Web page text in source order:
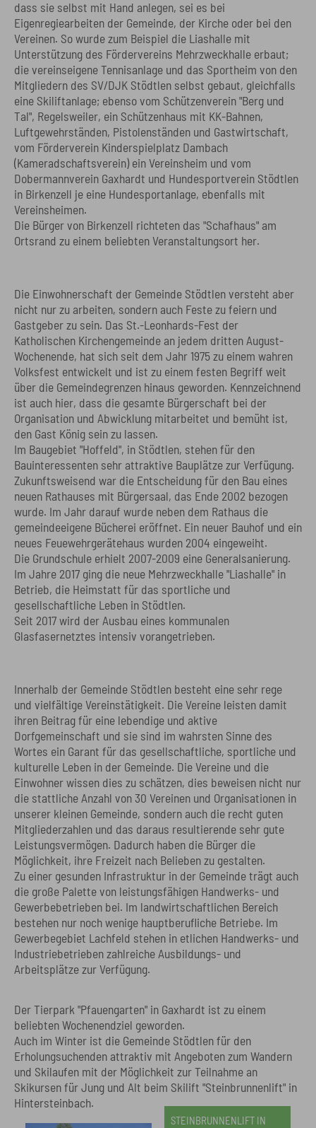
dass sie selbst mit Hand anlegen, sei es bei
Eigenregiearbeiten der Gemeinde, der Kirche oder bei den
Vereinen. So wurde zum Beispiel die Liashalle mit
Unterstützung des Fördervereins Mehrzweckhalle erbaut;
die vereinseigene Tennisanlage und das Sportheim von den
Mitgliedern des SV/DJK Stödtlen selbst gebaut, gleichfalls
eine Skiliftanlage; ebenso vom Schützenverein "Berg und
Tal", Regelsweiler, ein Schützenhaus mit KK-Bahnen,
Luftgewehrständen, Pistolenständen und Gastwirtschaft,
vom Förderverein Kinderspielplatz Dambach
(Kameradschaftsverein) ein Vereinsheim und vom
Dobermannverein Gaxhardt und Hundesportverein Stödtlen
in Birkenzell je eine Hundesportanlage, ebenfalls mit
Vereinsheimen.
Die Bürger von Birkenzell richteten das "Schafhaus" am
Ortsrand zu einem beliebten Veranstaltungsort her.
Die Einwohnerschaft der Gemeinde Stödtlen versteht aber
nicht nur zu arbeiten, sondern auch Feste zu feiern und
Gastgeber zu sein. Das St.-Leonhards-Fest der
Katholischen Kirchengemeinde an jedem dritten August-
Wochenende, hat sich seit dem Jahr 1975 zu einem wahren
Volksfest entwickelt und ist zu einem festen Begriff weit
über die Gemeindegrenzen hinaus geworden. Kennzeichnend
ist auch hier, dass die gesamte Bürgerschaft bei der
Organisation und Abwicklung mitarbeitet und bemüht ist,
den Gast König sein zu lassen.
Im Baugebiet "Hoffeld", in Stödtlen, stehen für den
Bauinteressenten sehr attraktive Bauplätze zur Verfügung.
Zukunftsweisend war die Entscheidung für den Bau eines
neuen Rathauses mit Bürgersaal, das Ende 2002 bezogen
wurde. Im Jahr darauf wurde neben dem Rathaus die
gemeindeeigene Bücherei eröffnet. Ein neuer Bauhof und ein
neues Feuewehrgerätehaus wurden 2004 eingeweiht.
Die Grundschule erhielt 2007-2009 eine Generalsanierung.
Im Jahre 2017 ging die neue Mehrzweckhalle "Liashalle" in
Betrieb, die Heimstatt für das sportliche und
gesellschaftliche Leben in Stödtlen.
Seit 2017 wird der Ausbau eines kommunalen
Glasfasernetztes intensiv vorangetrieben.
Innerhalb der Gemeinde Stödtlen besteht eine sehr rege
und vielfältige Vereinstätigkeit. Die Vereine leisten damit
ihren Beitrag für eine lebendige und aktive
Dorfgemeinschaft und sie sind im wahrsten Sinne des
Wortes ein Garant für das gesellschaftliche, sportliche und
kulturelle Leben in der Gemeinde. Die Vereine und die
Einwohner wissen dies zu schätzen, dies beweisen nicht nur
die stattliche Anzahl von 30 Vereinen und Organisationen in
unserer kleinen Gemeinde, sondern auch die recht guten
Mitgliederzahlen und das daraus resultierende sehr gute
Leistungsvermögen. Dadurch haben die Bürger die
Möglichkeit, ihre Freizeit nach Belieben zu gestalten.
Zu einer gesunden Infrastruktur in der Gemeinde trägt auch
die große Palette von leistungsfähigen Handwerks- und
Gewerbebetrieben bei. Im landwirtschaftlichen Bereich
bestehen nur noch wenige hauptberufliche Betriebe. Im
Gewerbegebiet Lachfeld stehen in etlichen Handwerks- und
Industriebetrieben zahlreiche Ausbildungs- und
Arbeitsplätze zur Verfügung.
STEINBRUNNENLIFT IN
Der Tierpark "Pfauengarten" in Gaxhardt ist zu einem
beliebten Wochenendziel geworden.
Auch im Winter ist die Gemeinde Stödtlen für den
Erholungsuchenden attraktiv mit Angeboten zum Wandern
und Skilaufen mit der Möglichkeit zur Teilnahme an
Skikursen für Jung und Alt beim Skilift "Steinbrunnenlift" in
Hintersteinbach.